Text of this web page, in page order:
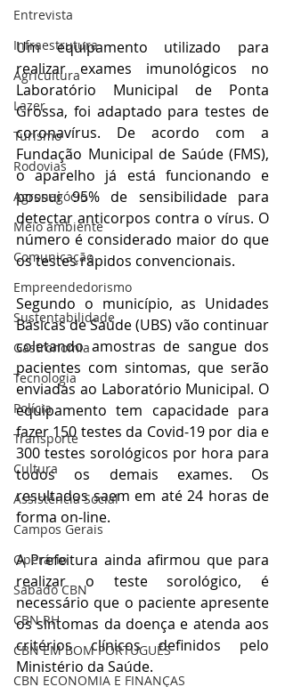
Entrevista
Infraestrutura
Agricultura
Lazer
Turismo
Rodovias
Agronegócio
Meio ambiente
Comunicação
Empreendedorismo
Sustentabilidade
Gastronomia
Tecnologia
Polícia
Transporte
Cultura
Assistência Social
Campos Gerais
Operário
Sábado CBN
CBN RH
CBN EM BOM PORTUGUÊS
CBN ECONOMIA E FINANÇAS
Um equipamento utilizado para
realizar exames imunológicos no
Laboratório Municipal de Ponta
Grossa, foi adaptado para testes de
coronavírus. De acordo com a
Fundação Municipal de Saúde (FMS),
o aparelho já está funcionando e
possui 95% de sensibilidade para
detectar anticorpos contra o vírus. O
número é considerado maior do que
os testes rápidos convencionais.
Segundo o município, as Unidades
Básicas de Saúde (UBS) vão continuar
coletando amostras de sangue dos
pacientes com sintomas, que serão
enviadas ao Laboratório Municipal. O
equipamento tem capacidade para
fazer 150 testes da Covid-19 por dia e
300 testes sorológicos por hora para
todos os demais exames. Os
resultados saem em até 24 horas de
forma on-line.
A Prefeitura ainda afirmou que para
realizar o teste sorológico, é
necessário que o paciente apresente
os sintomas da doença e atenda aos
critérios clínicos definidos pelo
Ministério da Saúde.